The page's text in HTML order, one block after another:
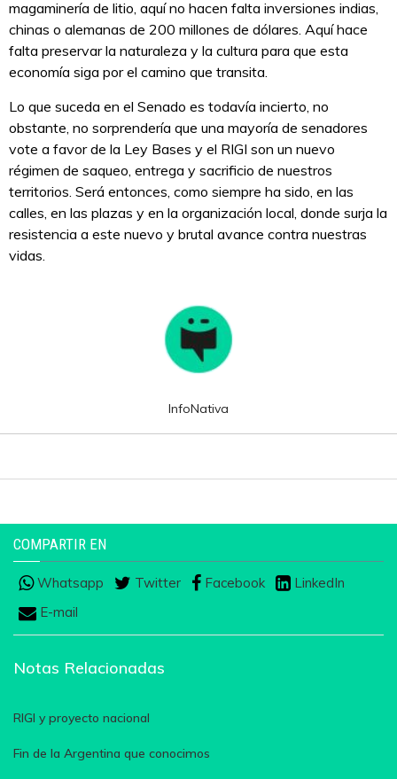
magaminería de litio, aquí no hacen falta inversiones indias,
chinas o alemanas de 200 millones de dólares. Aquí hace
falta preservar la naturaleza y la cultura para que esta
economía siga por el camino que transita.
Lo que suceda en el Senado es todavía incierto, no
obstante, no sorprendería que una mayoría de senadores
vote a favor de la Ley Bases y el RIGI son un nuevo
régimen de saqueo, entrega y sacrificio de nuestros
territorios. Será entonces, como siempre ha sido, en las
calles, en las plazas y en la organización local, donde surja la
resistencia a este nuevo y brutal avance contra nuestras
vidas.
InfoNativa
COMPARTIR EN
Whatsapp Twitter Facebook
LinkedIn
E-mail
Notas Relacionadas
RIGI y proyecto nacional
Fin de la Argentina que conocimos